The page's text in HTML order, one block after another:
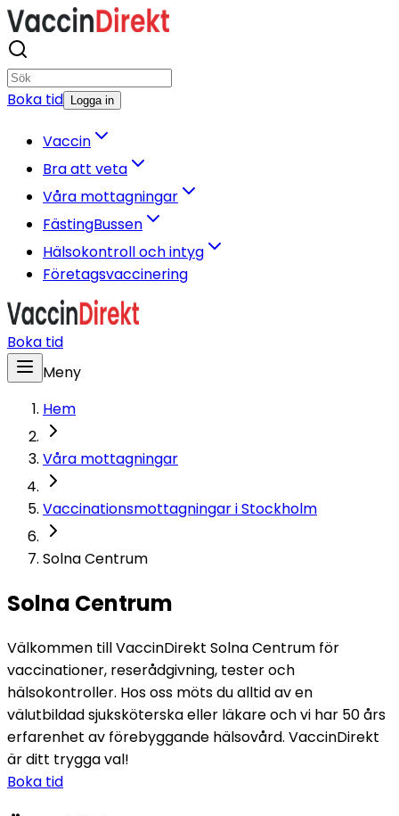
Boka tid Logga in
Vaccin
Bra att veta
Våra mottagningar
FästingBussen
Hälsokontroll och intyg
Företagsvaccinering
Boka tid
Meny
Hem
Våra mottagningar
Vaccinationsmottagningar i Stockholm
Solna Centrum
Solna Centrum
Välkommen till VaccinDirekt Solna Centrum för
vaccinationer, reserådgivning, tester och
hälsokontroller. Hos oss möts du alltid av en
välutbildad sjuksköterska eller läkare och vi har 50 års
erfarenhet av förebyggande hälsovård. VaccinDirekt
är ditt trygga val!
Boka tid